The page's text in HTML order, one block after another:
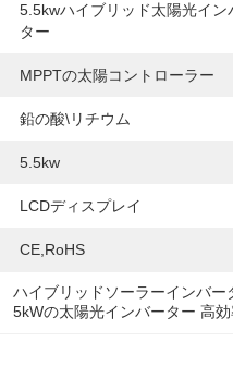
5.5kwハイブリッド太陽光イン
ター
MPPTの太陽コントローラー
鉛の酸\リチウム
5.5kw
LCDディスプレイ
CE,RoHS
ハイブリッドソーラーインバー
5kWの太陽光インバーター 高